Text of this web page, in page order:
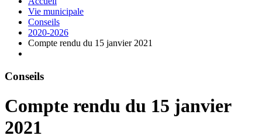
Vie municipale
Conseils
2020-2026
Compte rendu du 15 janvier 2021
Conseils
Compte rendu du 15 janvier
2021